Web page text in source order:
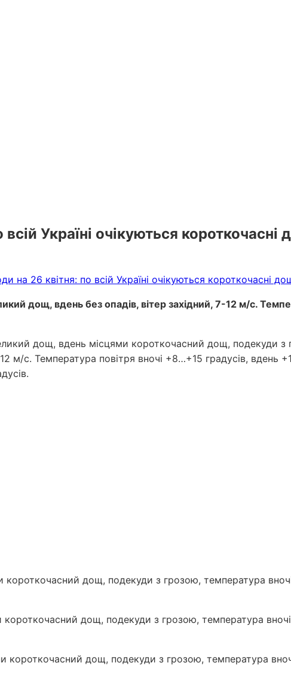
Україні очікуються короткочасні
дощ, вдень без опадів, вітер західний, 7-12 м/с.
дощ, вдень місцями короткочасний дощ, подекуди з
м/с. Температура повітря вночі +8…+15 градусів, вдень
дощ, подекуди з грозою, температура
дощ, подекуди з грозою, температура
короткочасний дощ, подекуди з грозою, температура